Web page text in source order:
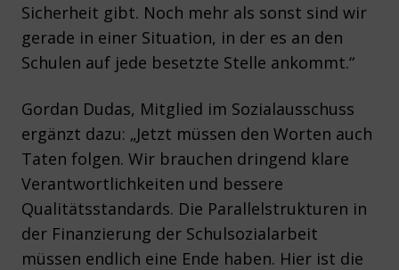
Sicherheit gibt. Noch mehr als sonst sind wir
gerade in einer Situation, in der es an den
Schulen auf jede besetzte Stelle ankommt.“
Gordan Dudas, Mitglied im Sozialausschuss
ergänzt dazu: „Jetzt müssen den Worten auch
Taten folgen. Wir brauchen dringend klare
Verantwortlichkeiten und bessere
Qualitätsstandards. Die Parallelstrukturen in
der Finanzierung der Schulsozialarbeit
müssen endlich eine Ende haben. Hier ist die